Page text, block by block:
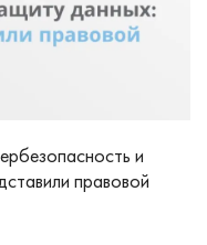
и
правовой